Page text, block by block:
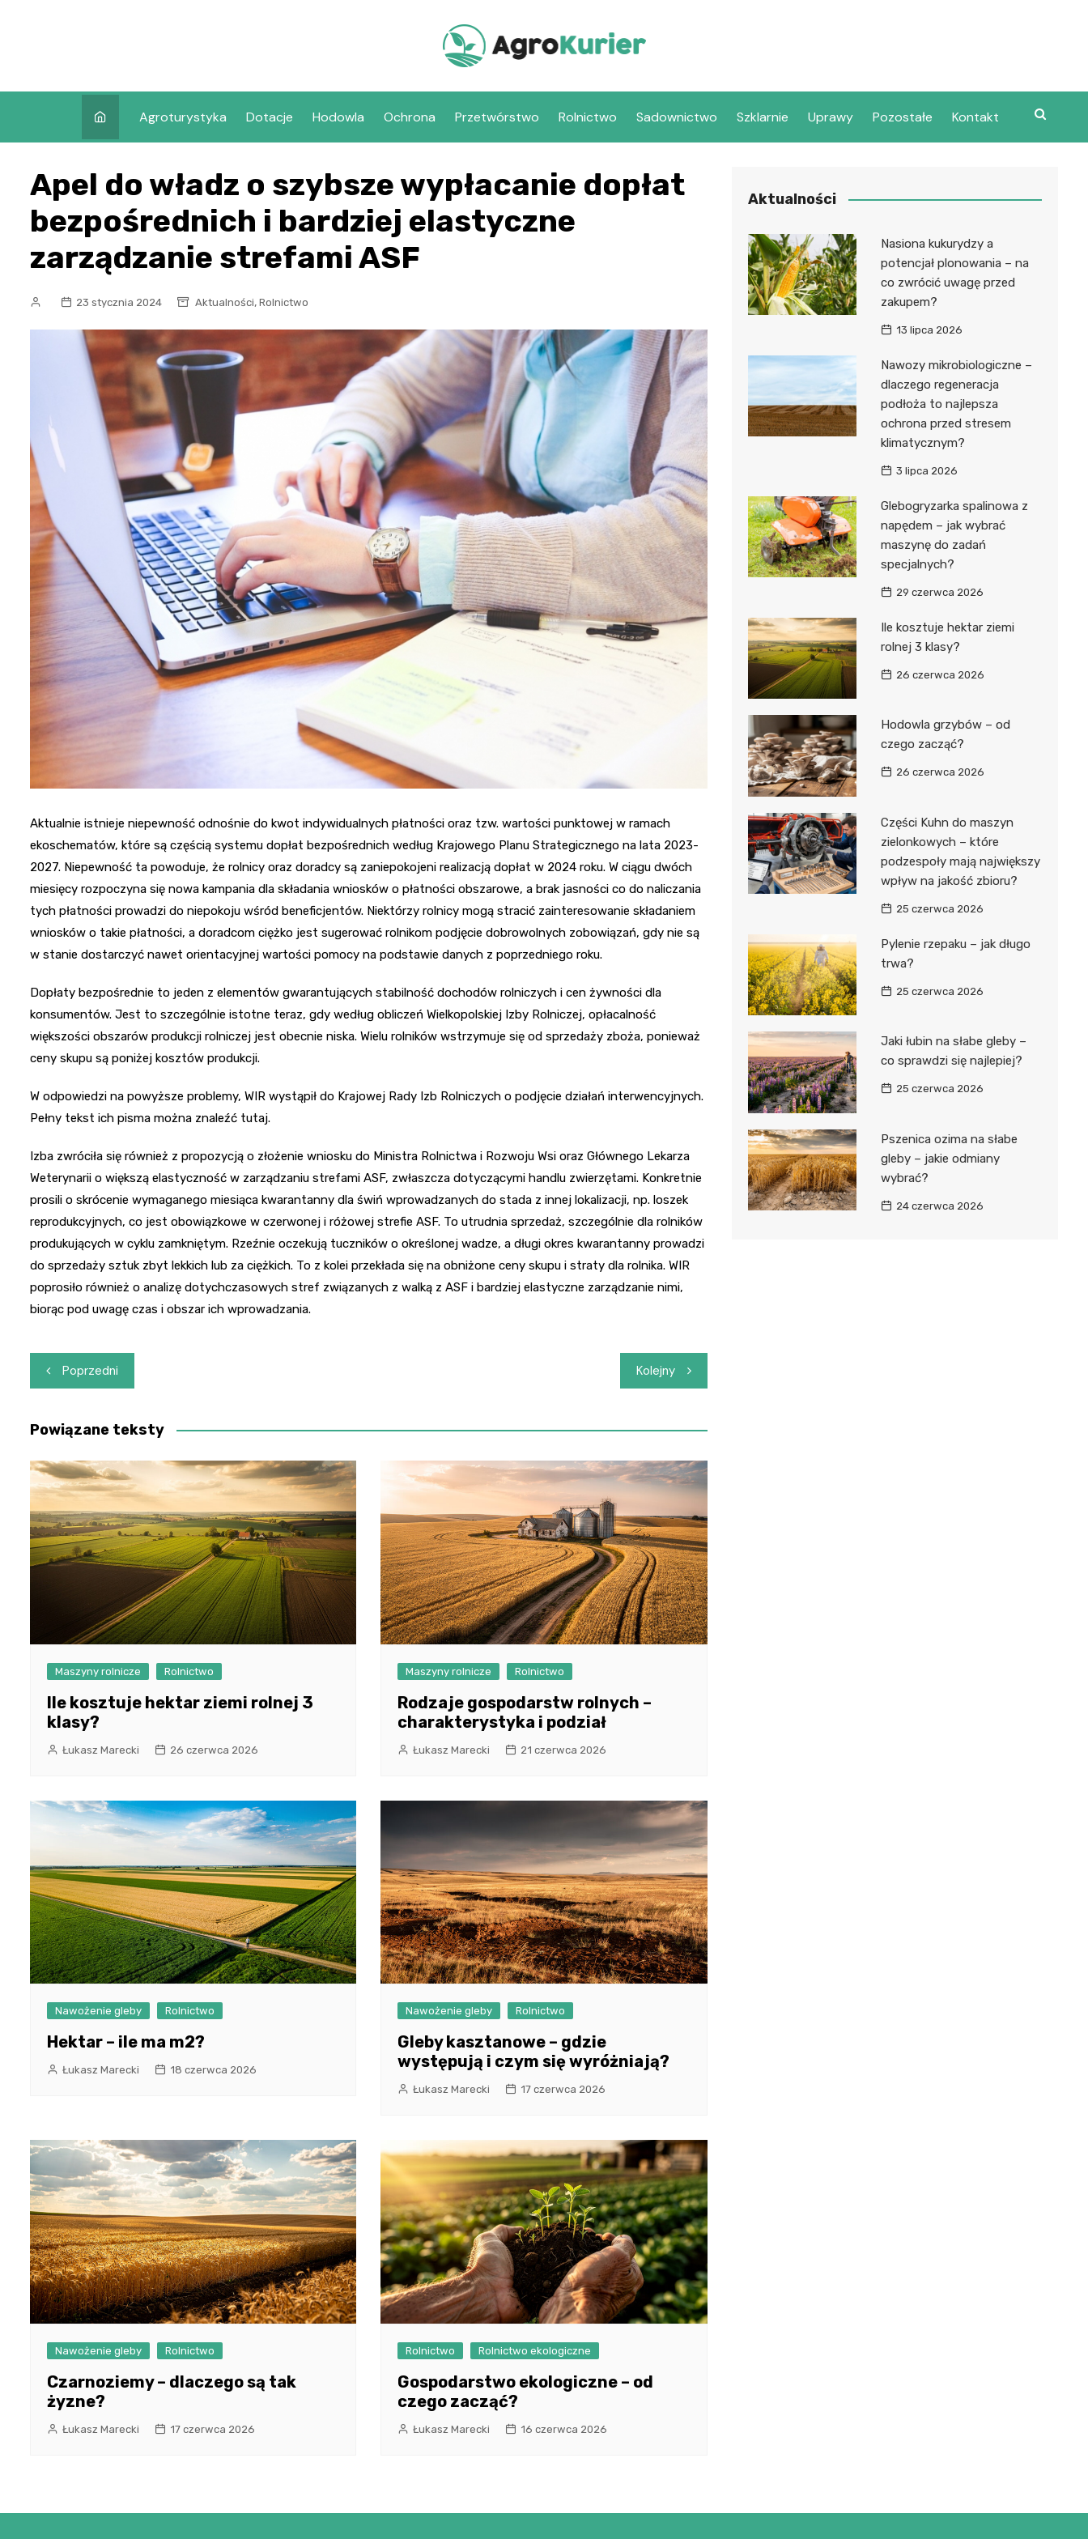
Agroturystyka Dotacje Hodowla Ochrona Przetwórstwo Rolnictwo Sadownictwo Szklarnie Uprawy Pozostałe Kontakt
Apel do władz o szybsze wypłacanie dopłat
bezpośrednich i bardziej elastyczne
zarządzanie strefami ASF
23 stycznia 2024 Aktualności, Rolnictwo
Aktualnie istnieje niepewność odnośnie do kwot indywidualnych płatności oraz tzw. wartości punktowej w ramach
ekoschematów, które są częścią systemu dopłat bezpośrednich według Krajowego Planu Strategicznego na lata 2023-
2027. Niepewność ta powoduje, że rolnicy oraz doradcy są zaniepokojeni realizacją dopłat w 2024 roku. W ciągu dwóch
miesięcy rozpoczyna się nowa kampania dla składania wniosków o płatności obszarowe, a brak jasności co do naliczania
tych płatności prowadzi do niepokoju wśród beneficjentów. Niektórzy rolnicy mogą stracić zainteresowanie składaniem
wniosków o takie płatności, a doradcom ciężko jest sugerować rolnikom podjęcie dobrowolnych zobowiązań, gdy nie są
w stanie dostarczyć nawet orientacyjnej wartości pomocy na podstawie danych z poprzedniego roku.
Dopłaty bezpośrednie to jeden z elementów gwarantujących stabilność dochodów rolniczych i cen żywności dla
konsumentów. Jest to szczególnie istotne teraz, gdy według obliczeń Wielkopolskiej Izby Rolniczej, opłacalność
większości obszarów produkcji rolniczej jest obecnie niska. Wielu rolników wstrzymuje się od sprzedaży zboża, ponieważ
ceny skupu są poniżej kosztów produkcji.
W odpowiedzi na powyższe problemy, WIR wystąpił do Krajowej Rady Izb Rolniczych o podjęcie działań interwencyjnych.
Pełny tekst ich pisma można znaleźć tutaj.
Izba zwróciła się również z propozycją o złożenie wniosku do Ministra Rolnictwa i Rozwoju Wsi oraz Głównego Lekarza
Weterynarii o większą elastyczność w zarządzaniu strefami ASF, zwłaszcza dotyczącymi handlu zwierzętami. Konkretnie
prosili o skrócenie wymaganego miesiąca kwarantanny dla świń wprowadzanych do stada z innej lokalizacji, np. loszek
reprodukcyjnych, co jest obowiązkowe w czerwonej i różowej strefie ASF. To utrudnia sprzedaż, szczególnie dla rolników
produkujących w cyklu zamkniętym. Rzeźnie oczekują tuczników o określonej wadze, a długi okres kwarantanny prowadzi
do sprzedaży sztuk zbyt lekkich lub za ciężkich. To z kolei przekłada się na obniżone ceny skupu i straty dla rolnika. WIR
poprosiło również o analizę dotychczasowych stref związanych z walką z ASF i bardziej elastyczne zarządzanie nimi,
biorąc pod uwagę czas i obszar ich wprowadzania.
Nawigacja
wpisu
Poprzedni Kolejny
Powiązane teksty
Maszyny rolnicze Rolnictwo
Ile kosztuje hektar ziemi rolnej 3
klasy?
Łukasz Marecki 26 czerwca 2026
Maszyny rolnicze Rolnictwo
Rodzaje gospodarstw rolnych –
charakterystyka i podział
Łukasz Marecki 21 czerwca 2026
Nawożenie gleby Rolnictwo
Hektar – ile ma m2?
Łukasz Marecki 18 czerwca 2026
Nawożenie gleby Rolnictwo
Gleby kasztanowe – gdzie
występują i czym się wyróżniają?
Łukasz Marecki 17 czerwca 2026
Nawożenie gleby Rolnictwo
Czarnoziemy – dlaczego są tak
żyzne?
Łukasz Marecki 17 czerwca 2026
Rolnictwo Rolnictwo ekologiczne
Gospodarstwo ekologiczne – od
czego zacząć?
Łukasz Marecki 16 czerwca 2026
Aktualności
Nasiona kukurydzy a
potencjał plonowania – na
co zwrócić uwagę przed
zakupem?
13 lipca 2026
Nawozy mikrobiologiczne –
dlaczego regeneracja
podłoża to najlepsza
ochrona przed stresem
klimatycznym?
3 lipca 2026
Glebogryzarka spalinowa z
napędem – jak wybrać
maszynę do zadań
specjalnych?
29 czerwca 2026
Ile kosztuje hektar ziemi
rolnej 3 klasy?
26 czerwca 2026
Hodowla grzybów – od
czego zacząć?
26 czerwca 2026
Części Kuhn do maszyn
zielonkowych – które
podzespoły mają największy
wpływ na jakość zbioru?
25 czerwca 2026
Pylenie rzepaku – jak długo
trwa?
25 czerwca 2026
Jaki łubin na słabe gleby –
co sprawdzi się najlepiej?
25 czerwca 2026
Pszenica ozima na słabe
gleby – jakie odmiany
wybrać?
24 czerwca 2026